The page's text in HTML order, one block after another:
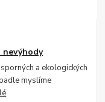
nevýhody
a ekologických
myslíme